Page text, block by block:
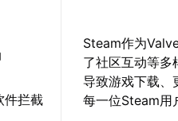
件拦截
Steam作为
了社区互动等多
导致游戏下载、
每一位Steam用